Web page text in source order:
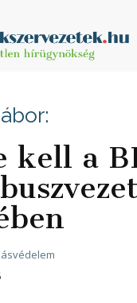
kell a